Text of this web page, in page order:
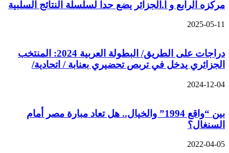
مركزه الرابع و ا.الجزائر يضع حدا لسلسلة النتائج السلبية
2025-05-11
دراجات على الطريق/ البطولة العربية 2024: المنتخب
الجزائري يدخل في تربص تحضيري بعنابة / اتحادية/
2024-12-04
بين “واقع 1994” والخيال.. هل تعاد مبارة مصر أمام
السنغال؟
2022-04-05